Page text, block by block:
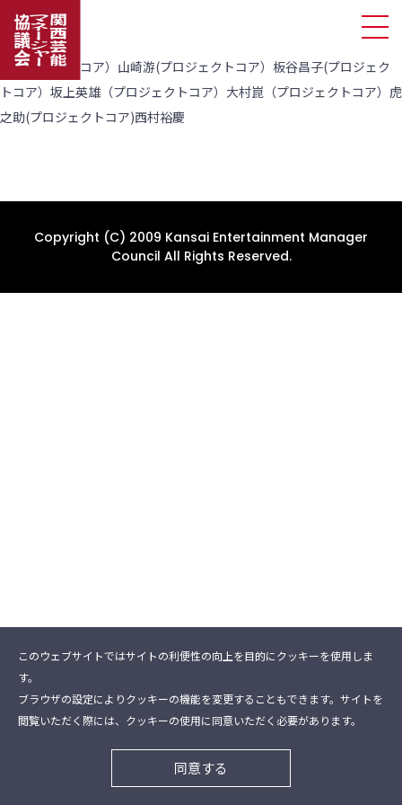
(プロジェクトコア）山崎游(プロジェクトコア）板谷昌子(プロジェク
トコア）坂上英雄（プロジェクトコア）大村崑（プロジェクトコア）虎
之助(プロジェクトコア)西村裕慶
Copyright (C) 2009 Kansai Entertainment Manager
Council All Rights Reserved.
このウェブサイトではサイトの利便性の向上を目的にクッキーを使用しま
す。
ブラウザの設定によりクッキーの機能を変更することもできます。サイトを
閲覧いただく際には、クッキーの使用に同意いただく必要があります。
同意する